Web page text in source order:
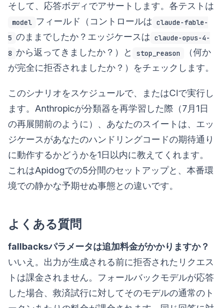
そして、応答ボディでアサートします。各テストは
model フィールド（コントロールは claude-fable-
5 のままでしたか？エッジケースは claude-opus-4-
8 から返ってきましたか？）と stop_reason
（何か
が完全に拒否されましたか？）をチェックします。
このシナリオをスケジュールで、またはCIで実行し
ます。Anthropicが分類器を再学習した際（7月1日
の再展開前のように）、あなたのスイートは、エッ
ジケースがあなたのハンドリングコードの期待通り
に動作するかどうかを1日以内に教えてくれます。
これはApidogでの5分間のセットアップと、本番環
境での静かな予期せぬ事態との違いです。
よくある質問
fallbacksパラメータは追加料金がかかりますか？
いいえ。出力が生成される前に拒否されたリクエス
トは課金されません。フォールバックモデルが応答
した場合、救済試行に対してそのモデルの通常のト